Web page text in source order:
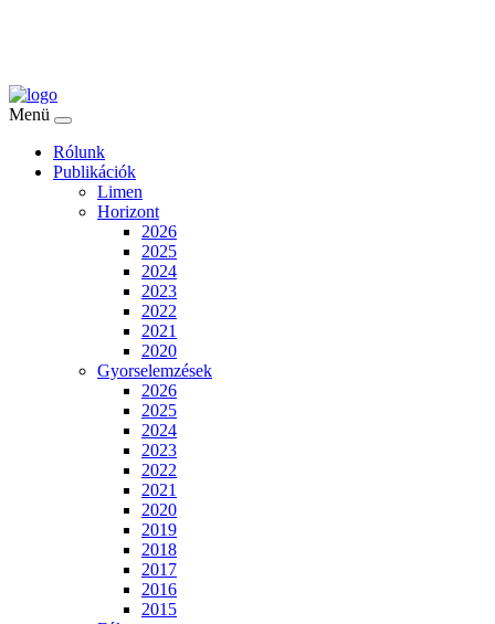
Menü
Rólunk
Publikációk
Limen
Horizont
2026
2025
2024
2023
2022
2021
2020
Gyorselemzések
2026
2025
2024
2023
2022
2021
2020
2019
2018
2017
2016
2015